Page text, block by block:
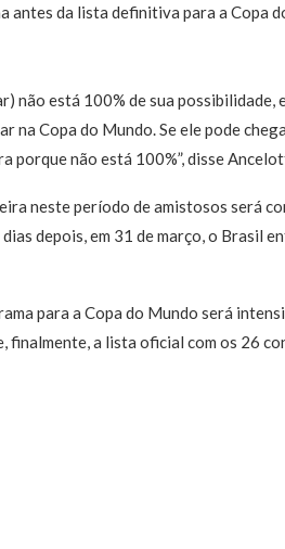
antes da lista definitiva para a Copa
não está 100% de sua
na Copa do Mundo. Se ele pode
porque não está 100%”, disse
neste período de amistosos será
depois, em 31 de março, o Brasil
para a Copa do Mundo será
finalmente, a lista oficial com os 26